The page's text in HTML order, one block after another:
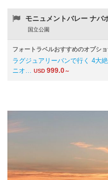
モニュメントバレー ナバ
国立公園
フォートラベルおすすめのオプシ
ラグジュアリーバンで行く 4大
ニオ… USD 999.0～